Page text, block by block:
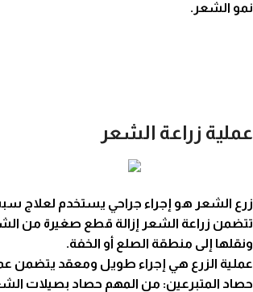
نمو الشعر .
عملية زراعة الشعر
زرع الشعر هو إجراء جراحي يستخدم لعلاج
تتضمن زراعة الشعر إزالة قطع صغيرة من
ونقلها إلى منطقة الصلع أو الخفة.
عملية الزرع هي إجراء طويل ومعقد يتضمن
حصاد المتبرعين: من المهم حصاد بصيلات